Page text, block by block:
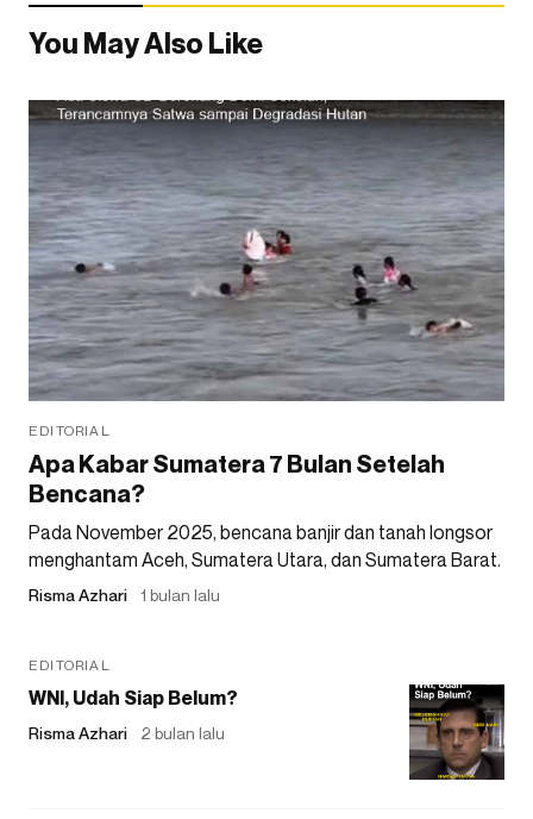
You May Also Like
EDITORIAL
Apa Kabar Sumatera 7 Bulan Setelah
Bencana?
Pada November 2025, bencana banjir dan tanah longsor
menghantam Aceh, Sumatera Utara, dan Sumatera Barat.
Risma Azhari 1 bulan lalu
EDITORIAL
WNI, Udah Siap Belum?
Risma Azhari 2 bulan lalu